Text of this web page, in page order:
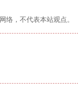
络，不代表本站观点。